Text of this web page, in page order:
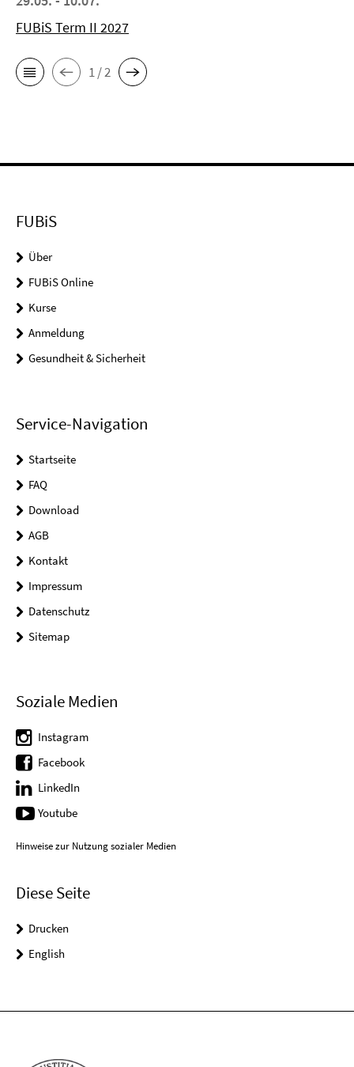
FUBiS Term II 2027
1 / 2
FUBiS
Über
FUBiS Online
Kurse
Anmeldung
Gesundheit & Sicherheit
Service-Navigation
Startseite
FAQ
Download
AGB
Kontakt
Impressum
Datenschutz
Sitemap
Soziale Medien
Instagram
Facebook
LinkedIn
Youtube
Hinweise zur Nutzung sozialer Medien
Diese Seite
Drucken
English